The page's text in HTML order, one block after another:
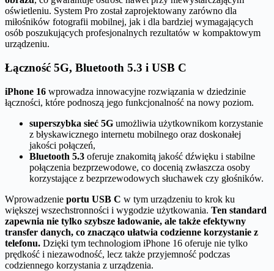
oświetleniu. System Pro został zaprojektowany zarówno dla
miłośników fotografii mobilnej, jak i dla bardziej wymagających
osób poszukujących profesjonalnych rezultatów w kompaktowym
urządzeniu.
Łączność 5G, Bluetooth 5.3 i USB C
iPhone 16 wprowadza innowacyjne rozwiązania w dziedzinie
łączności, które podnoszą jego funkcjonalność na nowy poziom.
superszybka sieć 5G umożliwia użytkownikom korzystanie
z błyskawicznego internetu mobilnego oraz doskonałej
jakości połączeń,
Bluetooth 5.3 oferuje znakomitą jakość dźwięku i stabilne
połączenia bezprzewodowe, co docenią zwłaszcza osoby
korzystające z bezprzewodowych słuchawek czy głośników.
Wprowadzenie portu USB C w tym urządzeniu to krok ku
większej wszechstronności i wygodzie użytkowania. Ten standard
zapewnia nie tylko szybsze ładowanie, ale także efektywny
transfer danych, co znacząco ułatwia codzienne korzystanie z
telefonu. Dzięki tym technologiom iPhone 16 oferuje nie tylko
prędkość i niezawodność, lecz także przyjemność podczas
codziennego korzystania z urządzenia.